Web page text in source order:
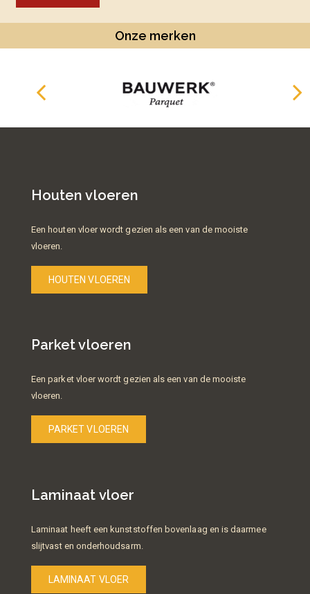
Onze merken
Houten vloeren
Een houten vloer wordt gezien als een van de mooiste
vloeren.
HOUTEN VLOEREN
Parket vloeren
Een parket vloer wordt gezien als een van de mooiste
vloeren.
PARKET VLOEREN
Laminaat vloer
Laminaat heeft een kunststoffen bovenlaag en is daarmee
slijtvast en onderhoudsarm.
LAMINAAT VLOER